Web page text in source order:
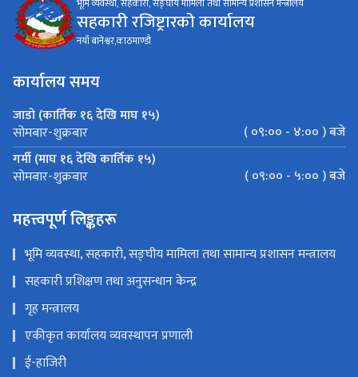
भूमि व्यवस्था, सहकारी, सङ्घीय मामिला तथा सामान्य प्रशासन मन्त्रालय
सहकारी रजिष्ट्रारको कार्यालय
नयाँ बानेश्वर,काठमाण्डौ
कार्यालय समय
जाडो (कार्तिक १६ देखि माघ १५)
सोमबार-शुक्रबार
( ०९:०० - ४:०० ) बजे
गर्मी (माघ १६ देखि कार्तिक १५)
सोमबार-शुक्रबार ( ०९:०० - ५:०० ) बजे
महत्त्वपूर्ण लिङ्कहरू
भूमि व्यवस्था, सहकारी, सङ्घीय मामिला तथा सामान्य प्रशासन मन्त्रालय
सहकारी प्रशिक्षण तथा अनुसन्धान केन्द्र
गृह मन्त्रालय
एकीकृत कार्यालय व्यवस्थापन प्रणाली
ई-हाजिरी